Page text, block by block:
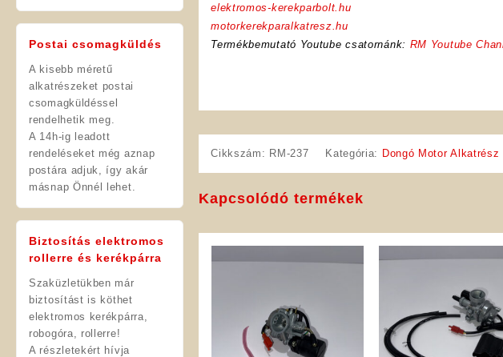
Postai csomagküldés
A kisebb méretű
alkatrészeket postai
csomagküldéssel
rendelhetik meg.
A 14h-ig leadott
rendeléseket még aznap
postára adjuk, így akár
másnap Önnél lehet.
Biztosítás elektromos
rollerre és kerékpárra
Szaküzletükben már
biztosítást is köthet
elektromos kerékpárra,
robogóra, rollerre!
A részletekért hívja
elektromos-kerekparbolt.hu
motorkerekparalkatresz.hu
Termékbemutató Youtube csatornánk: RM Youtube
Cikkszám: RM-237 Kategória: Dongó Motor Alkatrész
Kapcsolódó termékek